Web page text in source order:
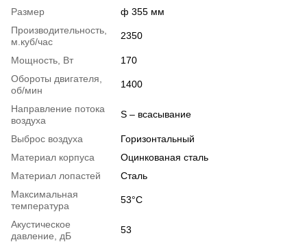
Размер
ф 355 мм
Производительность,
м.куб/час
2350
Мощность, Вт
170
Обороты двигателя,
об/мин
1400
Направление потока
воздуха
S – всасывание
Выброс воздуха
Горизонтальный
Материал корпуса
Оцинкованая сталь
Материал лопастей
Сталь
Максимальная
температура
53°С
Акустическое
давление, дБ
53